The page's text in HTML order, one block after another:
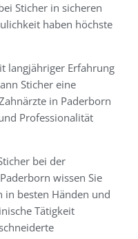
Sticher in sicheren
haben höchste
langjähriger Erfahrung
Sticher eine
in Paderborn
Professionalität
bei der
wissen Sie
in besten Händen und
Tätigkeit